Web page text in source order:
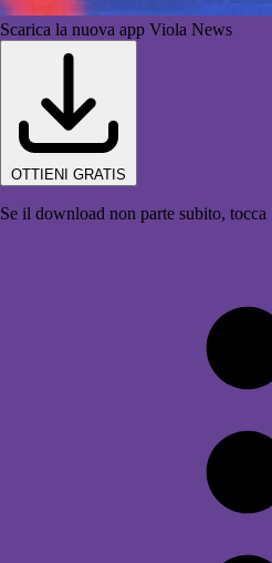
Scarica la nuova app Viola News
OTTIENI GRATIS
Se il download non parte subito, tocca